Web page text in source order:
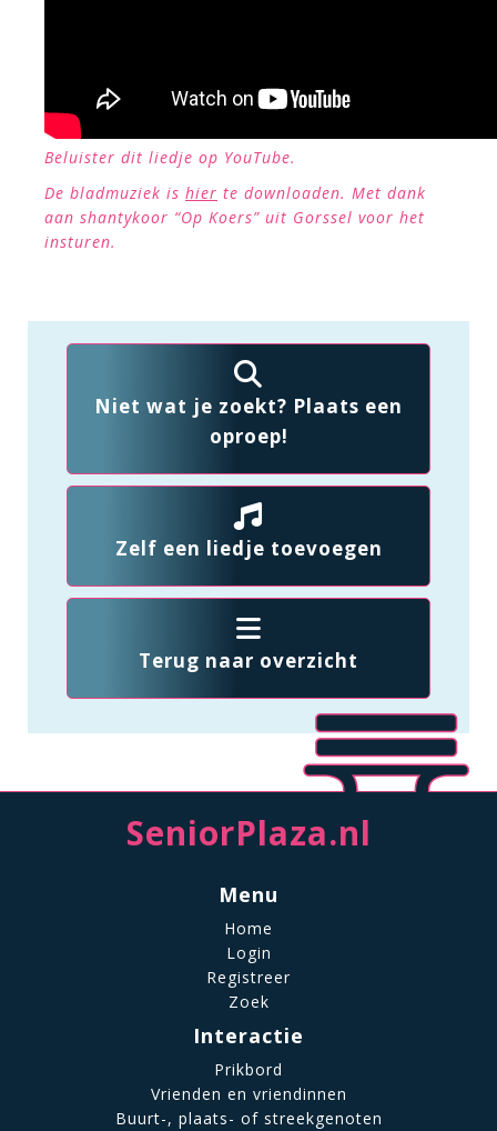
Beluister dit liedje op YouTube.
De bladmuziek is hier te downloaden. Met dank
aan shantykoor “Op Koers” uit Gorssel voor het
insturen.
Niet wat je zoekt? Plaats een
oproep!
Zelf een liedje toevoegen
Terug naar overzicht
SeniorPlaza.nl
Menu
Home
Login
Registreer
Zoek
Interactie
Prikbord
Vrienden en vriendinnen
Buurt-, plaats- of streekgenoten